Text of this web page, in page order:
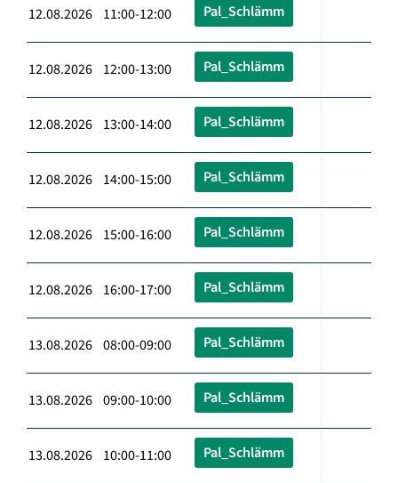
12.08.2026 11:00-12:00 Pal_Schlämm
12.08.2026 12:00-13:00 Pal_Schlämm
12.08.2026 13:00-14:00 Pal_Schlämm
12.08.2026 14:00-15:00 Pal_Schlämm
12.08.2026 15:00-16:00 Pal_Schlämm
12.08.2026 16:00-17:00 Pal_Schlämm
13.08.2026 08:00-09:00 Pal_Schlämm
13.08.2026 09:00-10:00 Pal_Schlämm
13.08.2026 10:00-11:00 Pal_Schlämm